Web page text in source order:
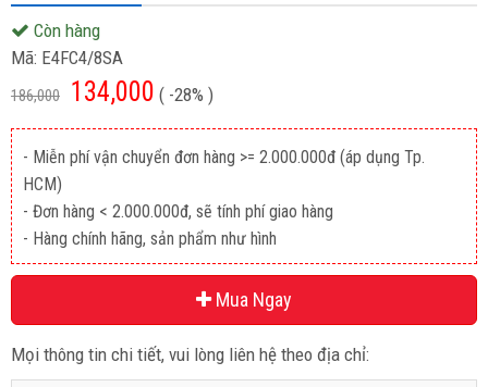
Còn hàng
Mã: E4FC4/8SA
186,000 134,000 ( -28% )
- Miễn phí vận chuyển đơn hàng >= 2.000.000đ (áp dụng Tp.
HCM)
- Đơn hàng < 2.000.000đ, sẽ tính phí giao hàng
- Hàng chính hãng, sản phẩm như hình
Mua Ngay
Mọi thông tin chi tiết, vui lòng liên hệ theo địa chỉ: